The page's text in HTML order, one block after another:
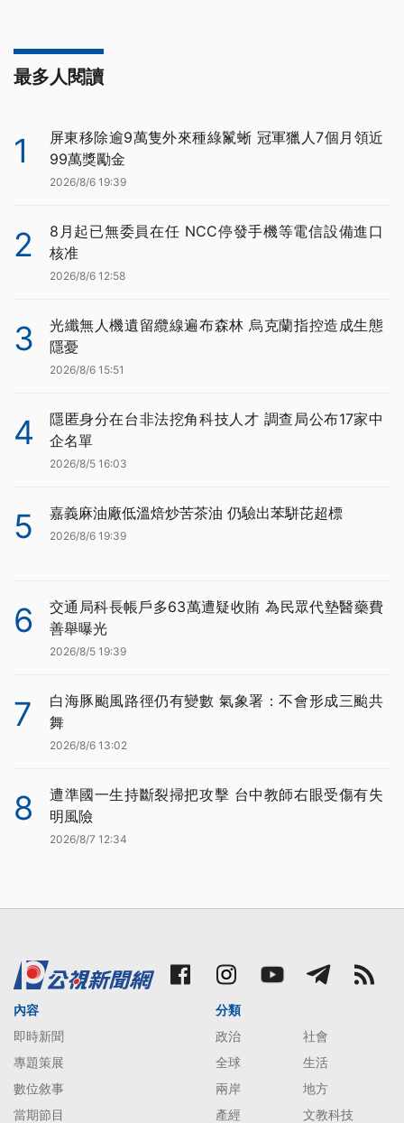
最多人閱讀
1
屏東移除逾9萬隻外來種綠鬣蜥 冠軍獵人7個月領近
99萬獎勵金
2026/8/6 19:39
2
8月起已無委員在任 NCC停發手機等電信設備進口
核准
2026/8/6 12:58
3
光纖無人機遺留纜線遍布森林 烏克蘭指控造成生態
隱憂
2026/8/6 15:51
4
隱匿身分在台非法挖角科技人才 調查局公布17家中
企名單
2026/8/5 16:03
5 嘉義麻油廠低溫焙炒苦茶油 仍驗出苯駢芘超標
2026/8/6 19:39
6
交通局科長帳戶多63萬遭疑收賄 為民眾代墊醫藥費
善舉曝光
2026/8/5 19:39
7
白海豚颱風路徑仍有變數 氣象署：不會形成三颱共
舞
2026/8/6 13:02
8
遭準國一生持斷裂掃把攻擊 台中教師右眼受傷有失
明風險
2026/8/7 12:34
內容
即時新聞
專題策展
數位敘事
當期節目
分類
政治
社會
全球
生活
兩岸
地方
產經
文教科技